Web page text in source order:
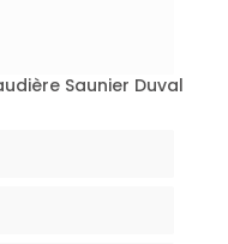
Saunier Duval